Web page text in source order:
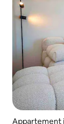
Appartement